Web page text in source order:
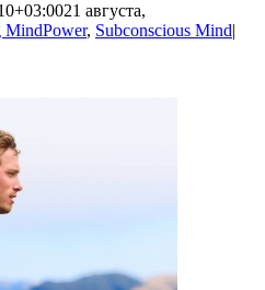
21 августа,
MindPower, Subconscious Mind|